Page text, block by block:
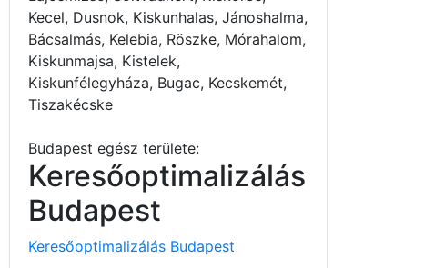
Kecel, Dusnok, Kiskunhalas, Jánoshalma,
Bácsalmás, Kelebia, Röszke, Mórahalom,
Kiskunmajsa, Kistelek,
Kiskunfélegyháza, Bugac, Kecskemét,
Tiszakécske
Budapest egész területe:
Keresőoptimalizálás
Budapest
Keresőoptimalizálás Budapest